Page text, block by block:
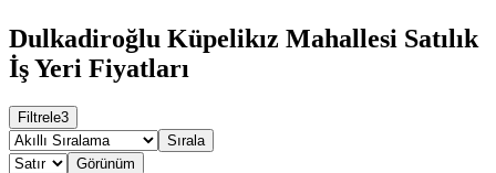
Dulkadiroğlu Küpelikız Mahallesi Satılık
İş Yeri Fiyatları
Filtrele3
Sırala
Görünüm